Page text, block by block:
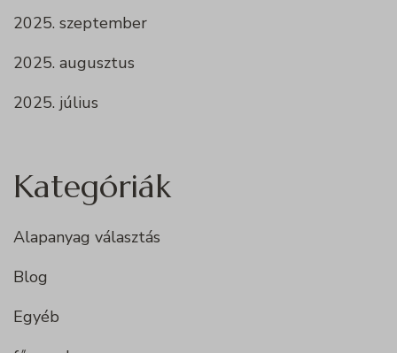
2025. szeptember
2025. augusztus
2025. július
Kategóriák
Alapanyag választás
Blog
Egyéb